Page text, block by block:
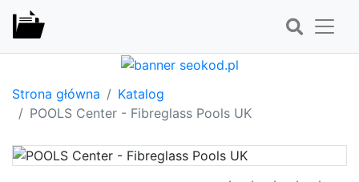
Strona główna
Katalog
POOLS Center - Fibreglass Pools UK